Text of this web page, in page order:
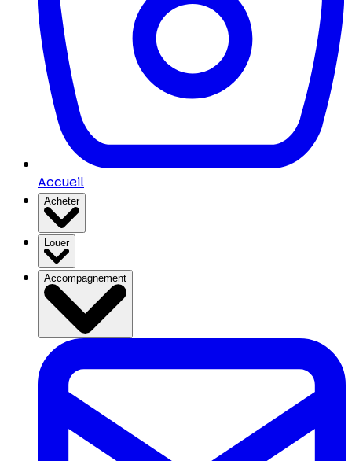
Accueil
Acheter
Louer
Accompagnement